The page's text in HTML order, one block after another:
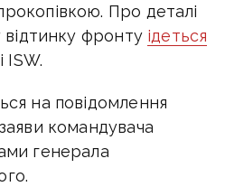
Про деталі
відтинку фронту ідеться
ISW.
на повідомлення
командувача
генерала